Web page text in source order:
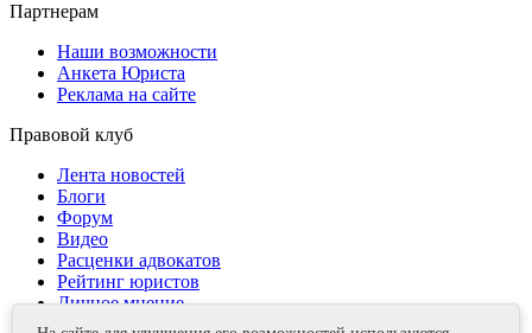
Партнерам
Наши возможности
Анкета Юриста
Реклама на сайте
Правовой клуб
Лента новостей
Блоги
Форум
Видео
Расценки адвокатов
Рейтинг юристов
Личное мнение